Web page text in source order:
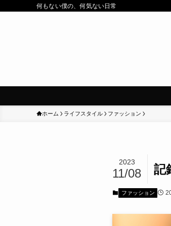
何もない僕の、何気ない日常
ホーム ライフスタイル ファッション
記
2023
11/08
ファッション